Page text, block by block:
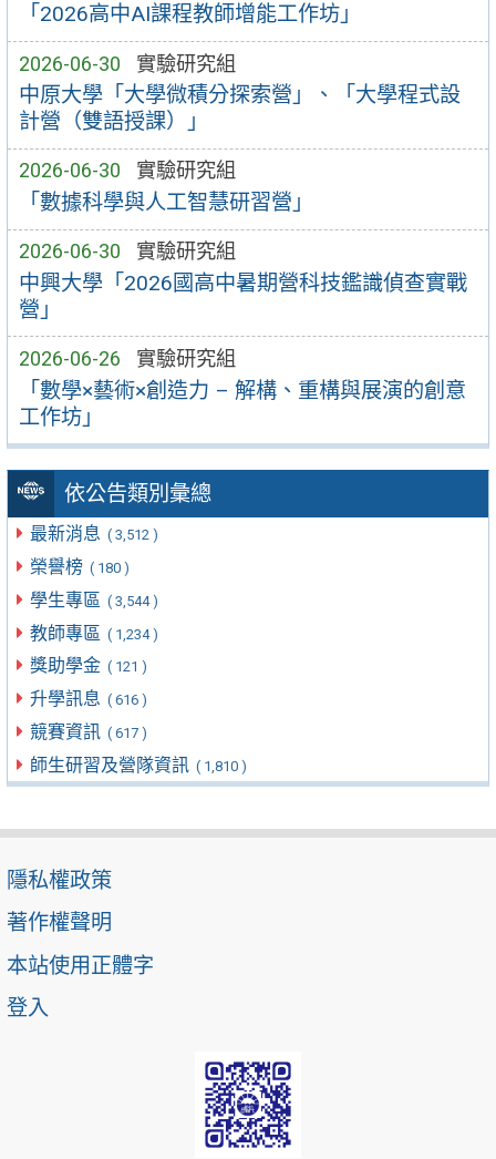
「2026高中AI課程教師增能工作坊」
2026-06-30 實驗研究組
中原大學「大學微積分探索營」、「大學程式設
計營（雙語授課）」
2026-06-30 實驗研究組
「數據科學與人工智慧研習營」
2026-06-30 實驗研究組
中興大學「2026國高中暑期營科技鑑識偵查實戰
營」
2026-06-26 實驗研究組
「數學×藝術×創造力 – 解構、重構與展演的創意
工作坊」
依公告類別彙總
最新消息 ( 3,512 )
榮譽榜 ( 180 )
學生專區 ( 3,544 )
教師專區 ( 1,234 )
獎助學金 ( 121 )
升學訊息 ( 616 )
競賽資訊 ( 617 )
師生研習及營隊資訊 ( 1,810 )
隱私權政策
著作權聲明
本站使用正體字
登入